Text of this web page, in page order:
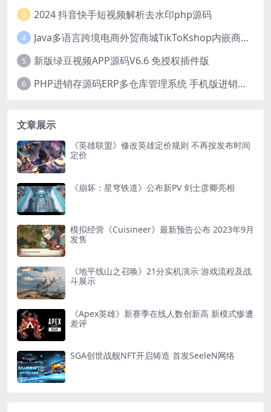
3 2024 抖音快手短视频解析去水印php源码
4 Java多语言跨境电商外贸商城TikToKshop内嵌商城I商家入驻I一键铺
5 新版绿豆视频APP源码V6.6 免授权插件版
6 PHP进销存源码ERP多仓库管理系统 手机版进销存 php网络版进销存小程序
文章展示
《英雄联盟》修改英雄定价规则 不再按发布时间
定价
《崩坏：星穹铁道》公布新PV 剑士彦卿亮相
模拟经营《Cuisineer》最新预告公布 2023年9月
发售
《地平线山之召唤》21分实机演示 游戏流程及战
斗展示
《Apex英雄》新赛季在线人数创新高 新模式惨遭
差评
SGA创世战舰NFT开启铸造 首发SeeleN网络